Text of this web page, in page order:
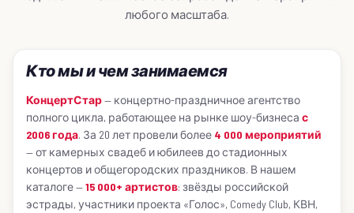
любого масштаба.
Кто мы и чем занимаемся
КонцертСтар— концертно-праздничное агентство
полного цикла, работающее на рынке шоу-бизнеса с
2006 года. За 20 лет провели более 4 000 мероприятий
— от камерных свадеб и юбилеев до стадионных
концертов и общегородских праздников. В нашем
каталоге —15 000+ артистов: звёзды российской
эстрады, участники проекта «Голос», Comedy Club, КВН,